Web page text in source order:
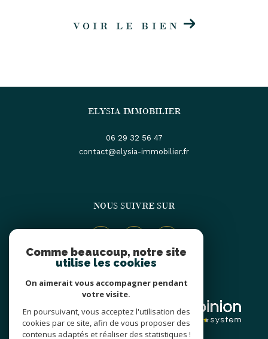
VOIR LE BIEN
ELYSIA IMMOBILIER
06 29 32 56 47
contact@elysia-immobilier.fr
NOUS SUIVRE SUR
ADHÉRENTS
Comme beaucoup, notre site
utilise les cookies
On aimerait vous accompagner pendant
votre visite.
En poursuivant, vous acceptez l'utilisation des
cookies par ce site, afin de vous proposer des
contenus adaptés et réaliser des statistiques !